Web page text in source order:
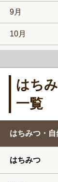
9月
10月
12月
2月
4月
はち
一覧
はちみつ・自
はちみつ